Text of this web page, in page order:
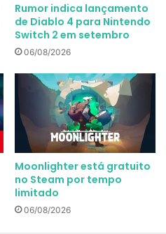
Rumor indica lançamento
de Diablo 4 para Nintendo
Switch 2 em setembro
06/08/2026
Moonlighter está gratuito
no Steam por tempo
limitado
06/08/2026